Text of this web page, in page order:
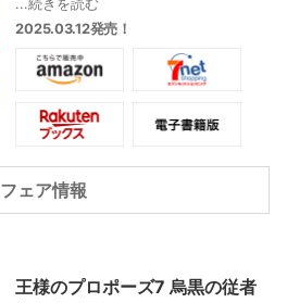
はまさに、〈庭園〉崩壊を告げる音色
だった――。そして始まる、真の姿を
現した喰良との最終決戦! 果たして無色
は、〈庭園〉最大の危機を救うことが
できるのか!?
世界を救う初恋の物語、ここに完結!
...続きを読む
2025.03.12発売！
フェア情報
王様のプロポーズ7 烏黒の従者